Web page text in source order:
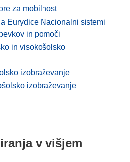
za mobilnost
Eurydice Nacionalni sistemi
in pomoči
in visokošolsko
izobraževanje
izobraževanje
v višjem